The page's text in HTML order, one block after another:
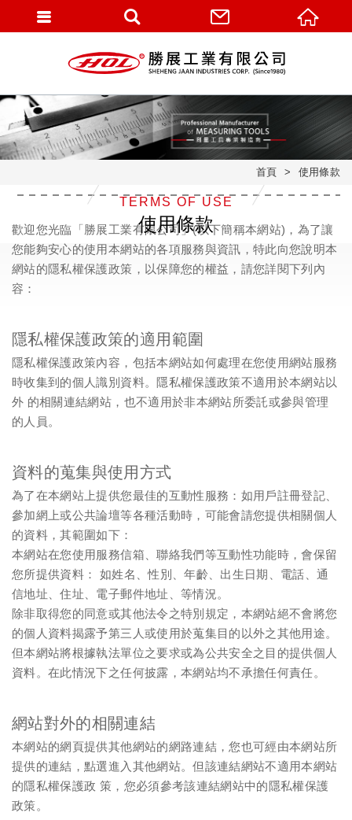
首頁 使用條款
TERMS OF USE
使用條款
歡迎您光臨「勝展工業有限公司」(以下簡稱本網站)，為了讓
您能夠安心的使用本網站的各項服務與資訊，特此向您說明本
網站的隱私權保護政策，以保障您的權益，請您詳閱下列內
容：
隱私權保護政策的適用範圍
隱私權保護政策內容，包括本網站如何處理在您使用網站服務
時收集到的個人識別資料。隱私權保護政策不適用於本網站以
外 的相關連結網站，也不適用於非本網站所委託或參與管理
的人員。
資料的蒐集與使用方式
為了在本網站上提供您最佳的互動性服務：如用戶註冊登記、
參加網上或公共論壇等各種活動時，可能會請您提供相關個人
的資料，其範圍如下：
本網站在您使用服務信箱、聯絡我們等互動性功能時，會保留
您所提供資料： 如姓名、性別、年齡、出生日期、電話、通
信地址、住址、電子郵件地址、等情況。
除非取得您的同意或其他法令之特別規定，本網站絕不會將您
的個人資料揭露予第三人或使用於蒐集目的以外之其他用途。
但本網站將根據執法單位之要求或為公共安全之目的提供個人
資料。在此情況下之任何披露，本網站均不承擔任何責任。
網站對外的相關連結
本網站的網頁提供其他網站的網路連結，您也可經由本網站所
提供的連結，點選進入其他網站。但該連結網站不適用本網站
的隱私權保護政 策，您必須參考該連結網站中的隱私權保護
政策。